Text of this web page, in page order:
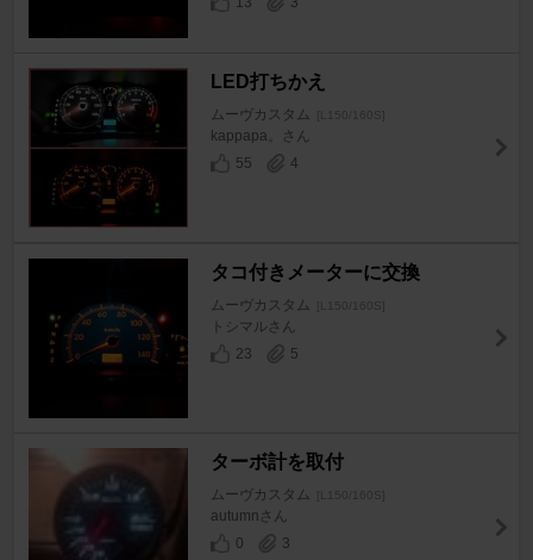
LED打ちかえ
ムーヴカスタム [L150/160S]
kappapa。さん
55
4
タコ付きメーターに交換
ムーヴカスタム [L150/160S]
トシマルさん
23
5
ターボ計を取付
ムーヴカスタム [L150/160S]
autumnさん
0
3